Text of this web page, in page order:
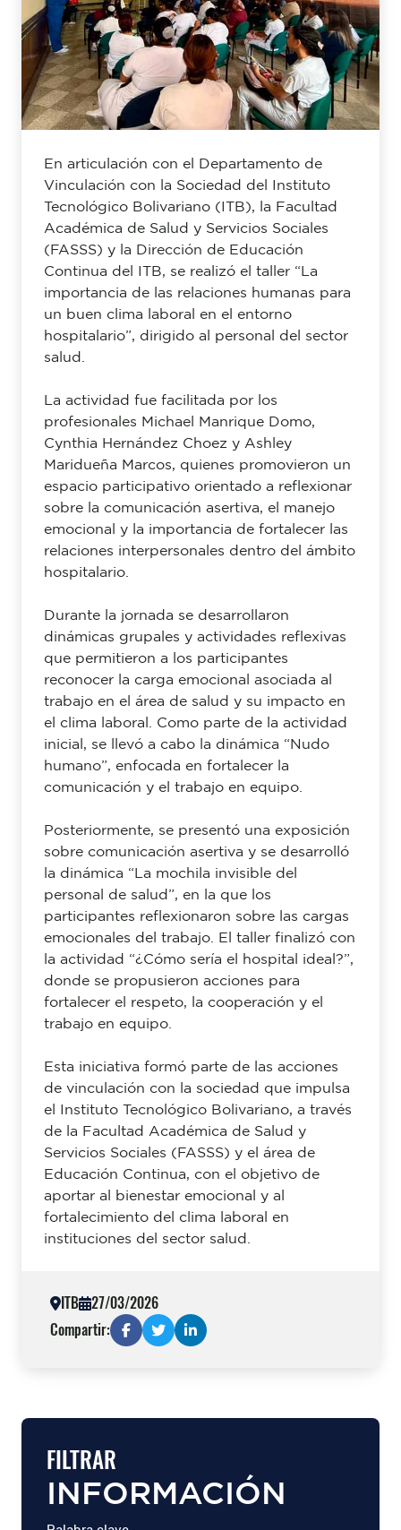
FILTRAR
INFORMACIÓN
En articulación con el Departamento de
Vinculación con la Sociedad del Instituto
Tecnológico Bolivariano (ITB), la Facultad
Académica de Salud y Servicios Sociales
(FASSS) y la Dirección de Educación
Continua del ITB, se realizó el taller “La
importancia de las relaciones humanas para
un buen clima laboral en el entorno
hospitalario”, dirigido al personal del sector
salud.
La actividad fue facilitada por los
profesionales Michael Manrique Domo,
Cynthia Hernández Choez y Ashley
Maridueña Marcos, quienes promovieron un
espacio participativo orientado a reflexionar
sobre la comunicación asertiva, el manejo
emocional y la importancia de fortalecer las
relaciones interpersonales dentro del ámbito
hospitalario.
Durante la jornada se desarrollaron
dinámicas grupales y actividades reflexivas
que permitieron a los participantes
reconocer la carga emocional asociada al
trabajo en el área de salud y su impacto en
el clima laboral. Como parte de la actividad
inicial, se llevó a cabo la dinámica “Nudo
humano”, enfocada en fortalecer la
comunicación y el trabajo en equipo.
Posteriormente, se presentó una exposición
sobre comunicación asertiva y se desarrolló
la dinámica “La mochila invisible del
personal de salud”, en la que los
participantes reflexionaron sobre las cargas
emocionales del trabajo. El taller finalizó con
la actividad “¿Cómo sería el hospital ideal?”,
donde se propusieron acciones para
fortalecer el respeto, la cooperación y el
trabajo en equipo.
Esta iniciativa formó parte de las acciones
de vinculación con la sociedad que impulsa
el Instituto Tecnológico Bolivariano, a través
de la Facultad Académica de Salud y
Servicios Sociales (FASSS) y el área de
Educación Continua, con el objetivo de
aportar al bienestar emocional y al
fortalecimiento del clima laboral en
instituciones del sector salud.
ITB
27/03/2026
Compartir: